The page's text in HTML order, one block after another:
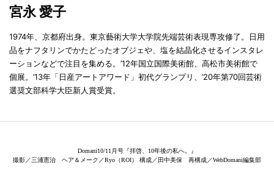
宮永 愛子
1974年、京都府出身。東京藝術大学大学院先端芸術表現専攻修了。日用
品をナフタリンでかたどったオブジェや、塩を結晶化させるインスタレ
ーションなどで注目を集める。’12年国立国際美術館、高松市美術館で
個展。’13年「日産アートアワード」初代グランプリ、’20年第70回芸術
選奨文部科学大臣新人賞受賞。
Domani10/11月号『拝啓、10年後の私へ。』
撮影／三浦憲治 ヘア＆メーク／Ryo（ROI） 構成／田中美保 再構成／WebDomani編集部